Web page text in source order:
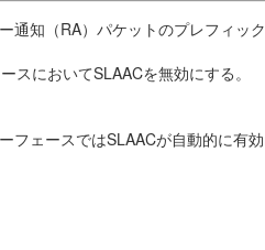
通知（RA）パケットのプレフィ
スにおいてSLAACを無効にする。
フェースではSLAACが自動的に有